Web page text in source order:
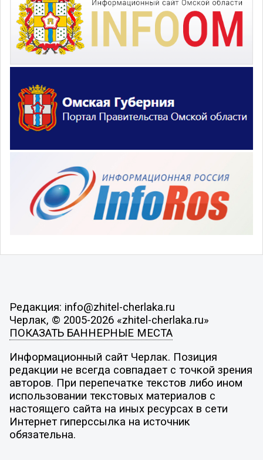
Редакция: info@zhitel-cherlaka.ru
Черлак, © 2005-2026 «zhitel-cherlaka.ru»
ПОКАЗАТЬ БАННЕРНЫЕ МЕСТА
Информационный сайт Черлак. Позиция
редакции не всегда совпадает с точкой зрения
авторов. При перепечатке текстов либо ином
использовании текстовых материалов с
настоящего сайта на иных ресурсах в сети
Интернет гиперссылка на источник
обязательна.